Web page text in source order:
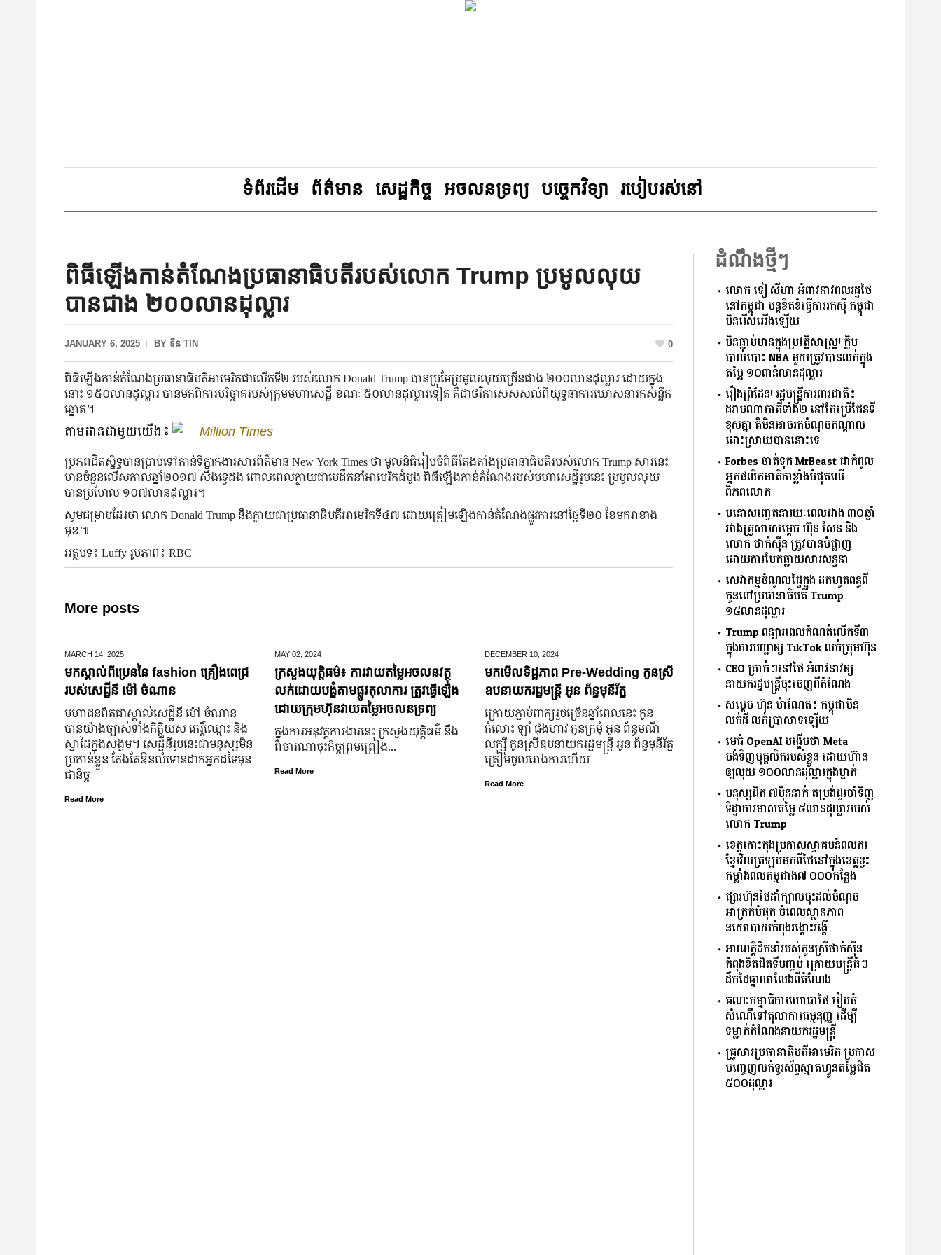
ទំព័រដើម ព័ត៌មាន សេដ្ឋកិច្ច អចលនទ្រព្យ បច្ចេកវិទ្យា របៀបរស់នៅ
ពិធីឡើងកាន់តំណែងប្រធានាធិបតីរបស់លោក Trump ប្រមូលលុយ
បានជាង ២០០លានដុល្លារ
JANUARY 6, 2025 BY ទីន TIN 0
ពិធីឡើងកាន់តំណែងប្រធានាធិបតីអាមេរិកជាលើកទី២ របស់លោក Donald Trump បានប្រមែប្រមូលលុយច្រើនជាង ២០០លានដុល្លារ ដោយក្នុង
នោះ ១៥០លានដុល្លារ បានមកពីការបរិច្ចាគរបស់ក្រុមមហាសេដ្ឋី ខណៈ ៥០លានដុល្លារទៀត គឺជាថវិកាសេសសល់ពីយុទ្ធនាការឃោសនារកសន្លឹក
ឆ្នោត។
តាមដានជាមួយយើង៖ Million Times
ប្រភពជិតស្និទ្ធបានប្រាប់ទៅកាន់ទីភ្នាក់ងារសារព័ត៌មាន New York Times ថា មូលនិធិរៀបចំពិធីតែងតាំងប្រធានាធិបតីរបស់លោក Trump សារនេះ
មានចំនួនលើសកាលឆ្នាំ២០១៧ សឹងទ្វេដង ពោលពេលក្លាយជាមេដឹកនាំអាមេរិកដំបូង ពិធីឡើងកាន់តំណែងរបស់មហាសេដ្ឋីរូបនេះ ប្រមូលលុយ
បានប្រហែល ១០៧លានដុល្លារ។
សូមជម្រាបដែរថា លោក Donald Trump នឹងក្លាយជាប្រធានាធិបតីអាមេរិកទី៤៧ ដោយត្រៀមឡើងកាន់តំណែងផ្លូវការនៅថ្ងៃទី២០ ខែមករាខាង
មុខ៕
អត្ថបទ៖ Luffy រូបភាព៖ RBC
More posts
MARCH 14, 2025
មកស្គាល់ពីប្រេននៃ​ fashion គ្រឿងពេជ្រ
របស់សេដ្ឋីនី ម៉ៅ ចំណាន
មហាជន​ពិតជា​ស្គាល់​សេដ្ឋី​នី ម៉ៅ ចំណាន
បាន​យ៉ាង​ច្បាស់​ទាំង​កិត្តិយស កេរ្តិ៍ឈ្មោះ និង​
ស្នាដៃ​ក្នុង​សង្គម។ សេដ្ឋី​នី​រូប​នេះ​ជា​មនុស្ស​មិន​
ប្រកាន់​ខ្លួន តែងតែ​ឱនលំទោន​ដាក់​អ្នក​ដទៃ​មុន​
ជានិច្ច
Read More
MAY 02, 2024
ក្រសួងយុត្តិធម៌៖ ការវាយតម្លៃអចលនវត្ថុ
លក់ដោយបង្ខំតាមផ្លូវតុលាការ ត្រូវធ្វើឡើង
ដោយក្រុមហ៊ុនវាយតម្លៃអចលនទ្រព្យ
ក្នុងការអនុវត្តការងារនេះ ក្រសួងយុត្តិធម៌ នឹង
ពិចារណាចុះកិច្ចព្រមព្រៀង...
Read More
DECEMBER 10, 2024
មកមើលទិដ្ឋភាព Pre-Wedding កូនស្រី
ឧបនាយករដ្ឋមន្រ្តី អូន ព័ន្ធមុនីរ័ត្ន
ក្រោយ​ភ្ជាប់​ពាក្យ​រួច​ច្រើន​ឆ្នាំ​ពេលនេះ កូន
កំលោះ ឡាំ ជុងហាវ កូនក្រមុំ អូន ព័ន្ធមណី
លក្ស្មី កូនស្រី​ឧបនាយករដ្ឋមន្ត្រី អូន ព័ន្ធមុនីរ័ត្ន
ត្រៀម​ចូល​រោងការ​ហើយ
Read More
ដំណឹងថ្មីៗ
លោក ទៀ សីហា អំពាវនាវពលរដ្ឋថៃ
នៅកម្ពុជា បន្តខិតខំធ្វើការរកសុី កម្ពុជា
មិនរើសអើងឡើយ
មិនធ្លាប់មានក្នុងប្រវត្តិសាស្ត្រ! ក្លិប
បាល់បោះ NBA មួយត្រូវបានលក់ក្នុង
តម្លៃ ១០ពាន់លានដុល្លារ
រឿងព្រំដែន! រដ្ឋមន្រ្តីការពារជាតិ៖
ដរាបណាភាគីទាំង២ នៅតែប្រើផែនទី
ខុសគ្នា គឺមិនអាចរកចំណុច​កណ្តាល​
ដោះស្រាយ​បាននោះទេ
Forbes ចាត់ទុក MrBeast ជាកំពូល
អ្នកផលិតមាតិកាខ្លាំងបំផុតលើ
ពិភពលោក
មនោសញ្ចេតនារយៈពេលជាង ៣០ឆ្នាំ
រវាងគ្រួសារសម្តេច ហ៊ុន សែន និង
លោក ថាក់ស៊ីន ត្រូវបានបំផ្លាញ
ដោយការបែកធ្លាយសារសន្ទនា
សេវាកម្មចំណូលផ្ទៃក្នុង ដកហូតពន្ធពី
កូនពៅប្រធានាធិបតី Trump
១៥លានដុល្លារ
Trump ពន្យារពេលកំណត់លើកទី៣
ក្នុងការបញ្ជាឲ្យ TikTok លក់ក្រុមហ៊ុន
CEO គ្រាក់ៗនៅថៃ អំពាវនាវឲ្យ
នាយករដ្ឋមន្ត្រីចុះចេញពីតំណែង
សម្ដេច ហ៊ុន ម៉ាណែត៖ កម្ពុជាមិន
លក់ដី លក់ប្រាសាទឡើយ
មេធំ OpenAI បង្ហើបថា Meta
ចង់ទិញបុគ្គលិករបស់ខ្លួន ដោយហ៊ាន
ឲ្យលុយ ១០០លានដុល្លារក្នុងម្នាក់
មនុស្សជិត ៧ម៉ឺននាក់ តម្រង់ជួរចាំទិញ
ទិដ្ឋាការមាសតម្លៃ ៥លានដុល្លាររបស់
លោក Trump
ខេត្តកោះកុងប្រកាសស្វាគមន៍ពលករ
ខ្មែរវិលត្រឡប់មកពីថៃនៅក្នុងខេត្តខ្វះ
កម្លាំងពលកម្មជាង៧ ០០០កន្លែង
ផ្សារហ៊ុនថៃដាំក្បាលចុះដល់ចំណុច
អាក្រក់បំផុត ចំពេលស្ថានភាព
នយោបាយកំពុងរង្គោះរង្គើ
អាណត្តិដឹកនាំរបស់កូនស្រីថាក់ស៊ីន
កំពុងខិតជិតទីបញ្ចប់ ក្រោយមន្ត្រីធំៗ
ដឹកដៃគ្នាលាលែងពីតំណែង
គណៈកម្មាធិការយោធាថៃ រៀបចំ
សំណើទៅតុលាការធម្មនុញ្ញ ដើម្បី
ទម្លាក់តំណែងនាយករដ្ឋមន្ត្រី
គ្រួសារប្រធានាធិបតីអាមេរិក ប្រកាស
បញ្ចេញលក់ទូរស័ព្ទស្មាតហ្វូនតម្លៃជិត
៥០០ដុល្លារ